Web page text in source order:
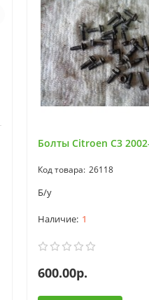
Болты Citroen C3
26118
Б/у
1
600.00р.